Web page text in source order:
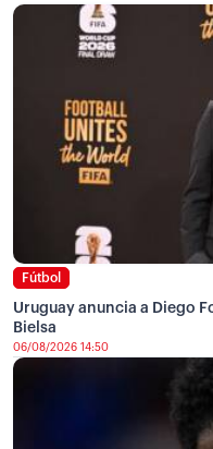
Fútbol
Uruguay anuncia a Diego
Bielsa
06/08/2026 14:50